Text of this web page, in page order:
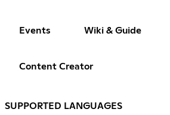
Events Wiki & Guide
Content Creator
SUPPORTED LANGUAGES